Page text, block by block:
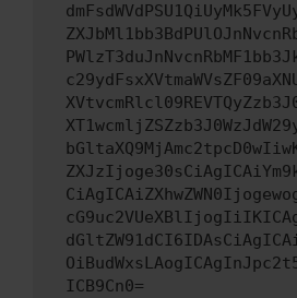
ICB9Cn0=